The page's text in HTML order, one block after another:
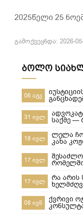
2025წელი 25
გამოქვეყნდა: 2026-
ბოლო
06 აგვ
მიხედეთ
31 ივლ საქმე —
18 ივლ ლელა
კახა
17 ივლ
17 ივლ რა არის
08 ივნ ქვრივი